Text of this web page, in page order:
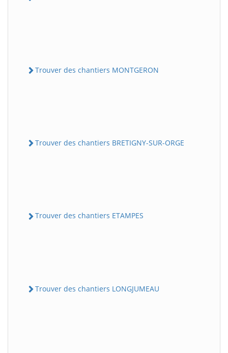
Trouver des chantiers MONTGERON
Trouver des chantiers BRETIGNY-SUR-ORGE
Trouver des chantiers ETAMPES
Trouver des chantiers LONGJUMEAU